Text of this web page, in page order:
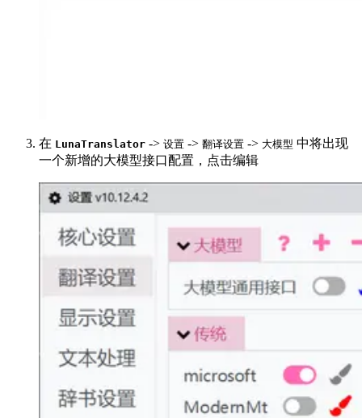
在 LunaTranslator -> 设置 -> 翻译设置 -> 大模型 中将出现
一个新增的大模型接口配置，点击编辑